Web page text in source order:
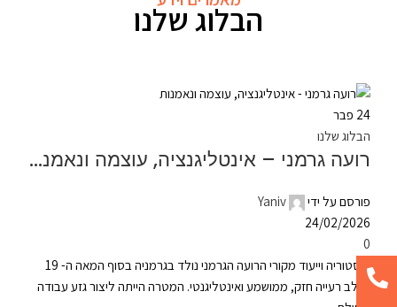
הבלוג שלנו
24 פבר
הבלוג שלנו
רועה גרמני – אינטליגנציה, עוצמה ונאמנות
פורסם על ידי
Yaniv
24/02/2026
0
היסטוריה וייעוד מקורי הרועה הגרמני נולד בגרמניה בסוף המאה ה- 19
ככלב רעייה חזק, ממושמע ואינטליגנטי. המטרה הייתה ליצור גזע עבודה